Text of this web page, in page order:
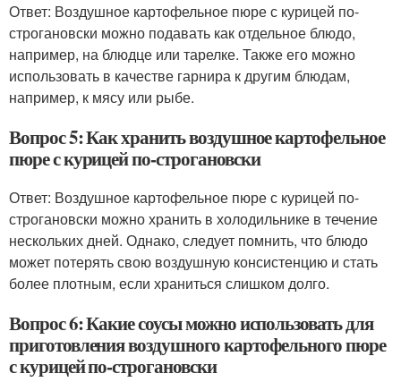
Ответ: Воздушное картофельное пюре с курицей по-
строгановски можно подавать как отдельное блюдо,
например, на блюдце или тарелке. Также его можно
использовать в качестве гарнира к другим блюдам,
например, к мясу или рыбе.
Вопрос 5: Как хранить воздушное картофельное
пюре с курицей по-строгановски
Ответ: Воздушное картофельное пюре с курицей по-
строгановски можно хранить в холодильнике в течение
нескольких дней. Однако, следует помнить, что блюдо
может потерять свою воздушную консистенцию и стать
более плотным, если храниться слишком долго.
Вопрос 6: Какие соусы можно использовать для
приготовления воздушного картофельного пюре
с курицей по-строгановски